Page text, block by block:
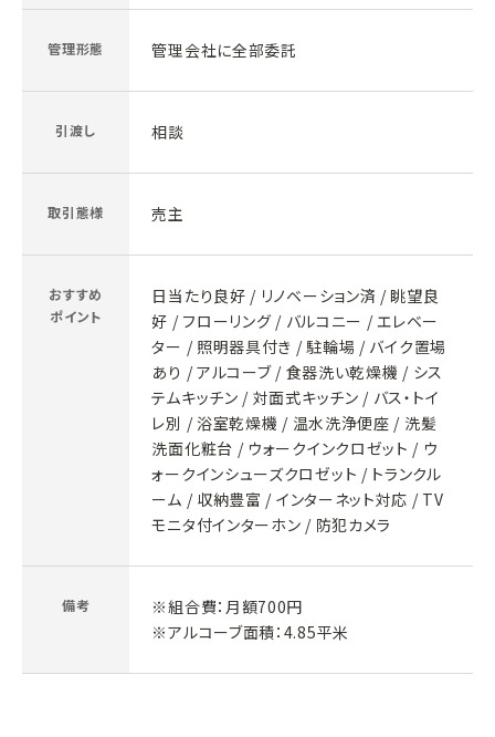
管理形態 管理会社に全部委託
引渡し 相談
取引態様 売主
おすすめ
ポイント
日当たり良好 / リノベーション済 / 眺望良
好 / フローリング / バルコニー / エレベー
ター / 照明器具付き / 駐輪場 / バイク置場
あり / アルコーブ / 食器洗い乾燥機 / シス
テムキッチン / 対面式キッチン / バス・トイ
レ別 / 浴室乾燥機 / 温水洗浄便座 / 洗髪
洗面化粧台 / ウォークインクロゼット / ウ
ォークインシューズクロゼット / トランクル
ーム / 収納豊富 / インターネット対応 / TV
モニタ付インターホン / 防犯カメラ
備考
※組合費：月額700円
※アルコーブ面積：4.85平米